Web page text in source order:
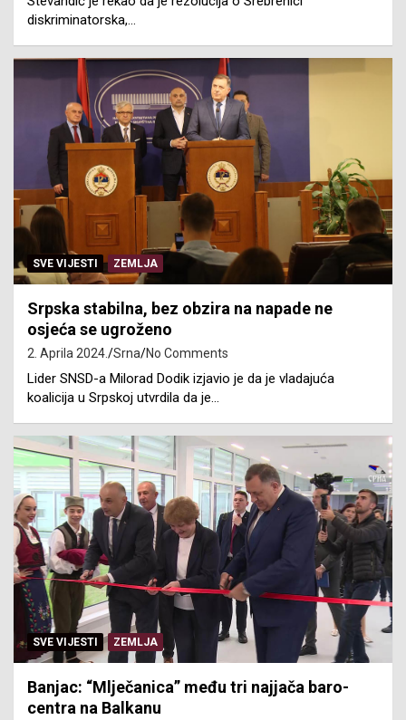
diskriminatorska,…
SVE VIJESTI ZEMLJA
Srpska stabilna, bez obzira na napade ne
osjeća se ugroženo
2. Aprila 2024. Srna No Comments
Lider SNSD-a Milorad Dodik izjavio je da je vladajuća
koalicija u Srpskoj utvrdila da je…
SVE VIJESTI ZEMLJA
Banjac: “Mlječanica” među tri najjača baro-
centra na Balkanu